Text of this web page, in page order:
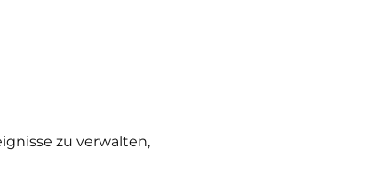
zu verwalten,